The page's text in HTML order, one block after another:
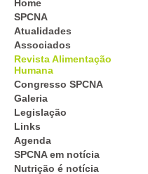
Home
SPCNA
Atualidades
Associados
Revista Alimentação
Humana
Congresso SPCNA
Galeria
Legislação
Links
Agenda
SPCNA em notícia
Nutrição é notícia